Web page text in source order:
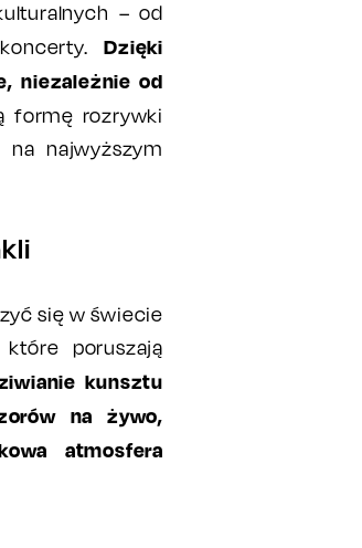
– od
Dzięki
niezależnie od
formę rozrywki
na najwyższym
się w świecie
poruszają
kunsztu
na żywo,
atmosfera